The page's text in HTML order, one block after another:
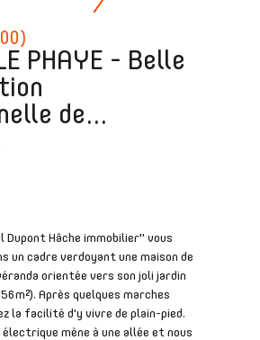
PHAYE - Belle
de...
Dupont Hâche immobilier" vous
un cadre verdoyant une maison de
orientée vers son joli jardin
Après quelques marches
la facilité d'y vivre de plain-pied.
mène à une allée et nous